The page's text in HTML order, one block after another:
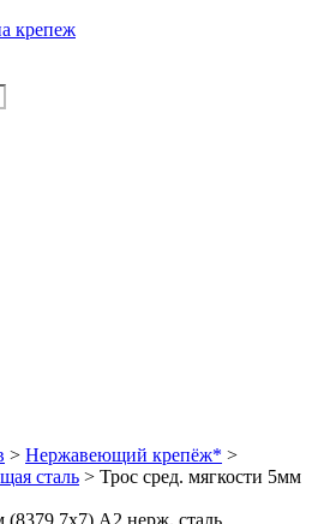
крепеж
> Нержавеющий крепёж* >
сталь > Трос сред. мягкости 5мм